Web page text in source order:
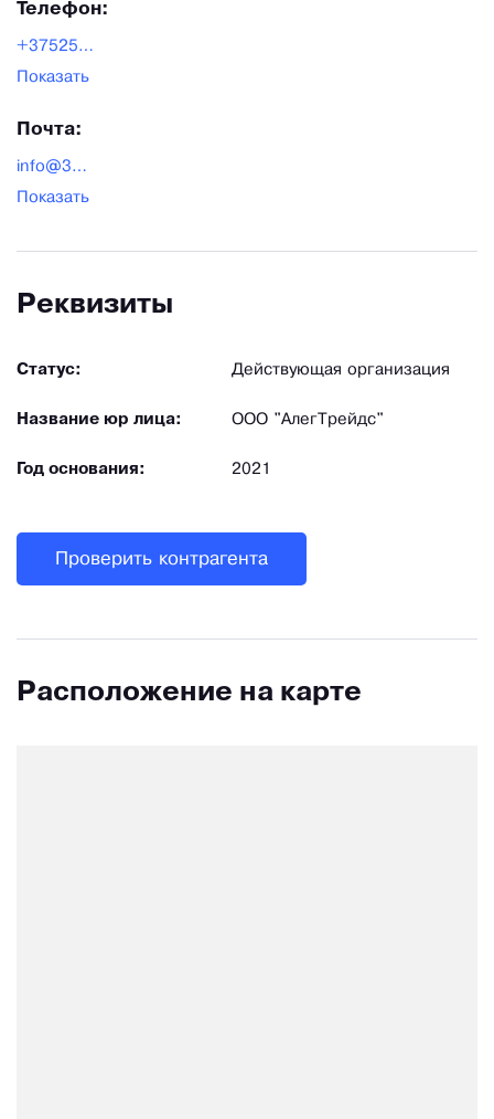
Телефон:
+375256574804
Показать
Почта:
info@3m-zaschita.by
Показать
Реквизиты
Статус: Действующая организация
Название юр лица: ООО "АлегТрейдс"
Год основания: 2021
Проверить контрагента
Расположение на карте